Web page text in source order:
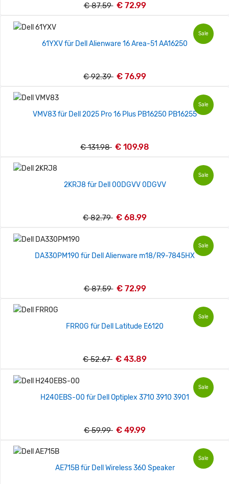
€ 87.59 € 72.99
Sale
61YXV für Dell Alienware 16 Area-51 AA16250
€ 92.39 € 76.99
Sale
VMV83 für Dell 2025 Pro 16 Plus PB16250 PB16255
€ 131.98 € 109.98
Sale
2KRJ8 für Dell 00DGVV 0DGVV
€ 82.79 € 68.99
Sale
DA330PM190 für Dell Alienware m18/R9-7845HX
€ 87.59 € 72.99
Sale
FRR0G für Dell Latitude E6120
€ 52.67 € 43.89
Sale
H240EBS-00 für Dell Optiplex 3710 3910 3901
€ 59.99 € 49.99
Sale
AE715B für Dell Wireless 360 Speaker